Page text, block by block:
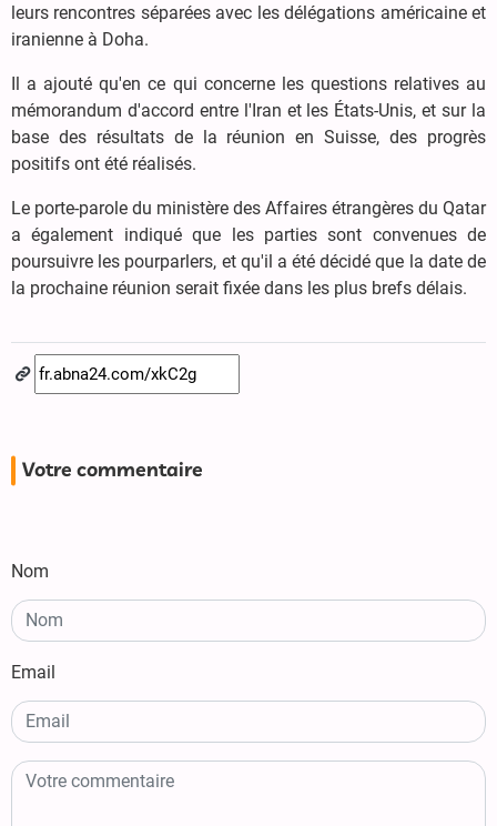
leurs rencontres séparées avec les délégations américaine et
iranienne à Doha.
Il a ajouté qu'en ce qui concerne les questions relatives au
mémorandum d'accord entre l'Iran et les États-Unis, et sur la
base des résultats de la réunion en Suisse, des progrès
positifs ont été réalisés.
Le porte-parole du ministère des Affaires étrangères du Qatar
a également indiqué que les parties sont convenues de
poursuivre les pourparlers, et qu'il a été décidé que la date de
la prochaine réunion serait fixée dans les plus brefs délais.
Votre commentaire
Nom
Email